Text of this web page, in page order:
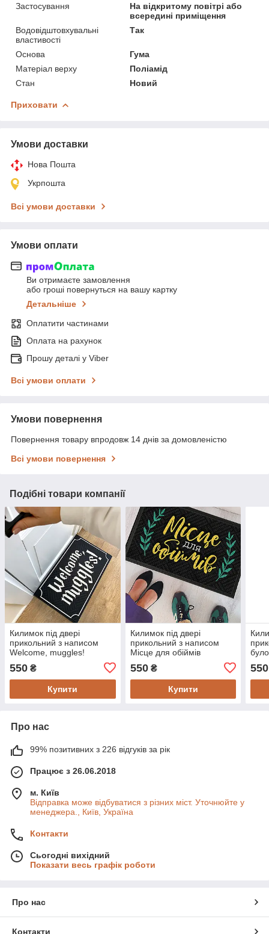
Застосування
На відкритому повітрі або
всередині приміщення
Водовідштовхувальні
властивості
Так
Основа
Гума
Матеріал верху
Поліамід
Стан
Новий
Приховати
Умови доставки
Нова Пошта
Укрпошта
Всі умови доставки
Умови оплати
Ви отримаєте замовлення
або гроші повернуться на вашу картку
Детальніше
Оплатити частинами
Оплата на рахунок
Прошу деталі у Viber
Всі умови оплати
Умови повернення
Повернення товару впродовж 14 днів за домовленістю
Всі умови повернення
Подібні товари компанії
Килимок під двері
прикольний з написом
Welcome, muggles!
550 ₴
Купити
Килимок під двері
прикольний з написом
Місце для обіймів
550₴
Купити
550
Про нас
99% позитивних з 226 відгуків за рік
Працює з 26.06.2018
м. Київ
Відправка може відбуватися з різних міст. Уточнюйте у
менеджера., Київ, Україна
Контакти
Сьогодні вихідний
Показати весь графік роботи
Про нас
Контакти